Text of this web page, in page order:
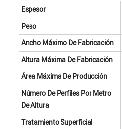
Espesor
Peso
Ancho Máximo De Fabricación
Altura Máxima De Fabricación
Área Máxima De Producción
Número De Perfiles Por Metro
De Altura
Tratamiento Superficial